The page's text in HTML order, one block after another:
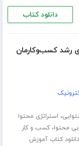
دانلود کتاب
رشد کسب‌و‌کارمان
، استراتژی محتوا
محتوا،کسب و کار
دانلود کتاب آموزش